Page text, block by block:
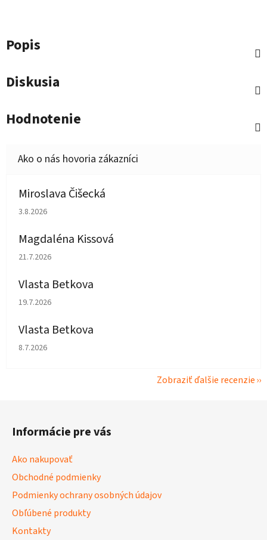
Popis
Diskusia
Hodnotenie
Miroslava Čišecká
Hodnotenie obchodu je 1 z 5 hviezdičiek.
3.8.2026
Magdaléna Kissová
Hodnotenie obchodu je 5 z 5 hviezdičiek.
21.7.2026
Vlasta Betkova
Hodnotenie obchodu je 5 z 5 hviezdičiek.
19.7.2026
Vlasta Betkova
Hodnotenie obchodu je 4 z 5 hviezdičiek.
8.7.2026
Zobraziť ďalšie recenzie
Informácie pre vás
Ako nakupovať
Obchodné podmienky
Podmienky ochrany osobných údajov
Obľúbené produkty
Kontakty